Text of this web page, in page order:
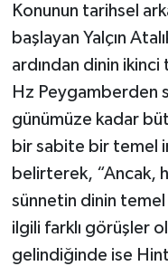
Konunun tarihsel
başlayan Yalçın
ardından dinin
Hz Peygamberden
günümüze kadar
bir sabite bir temel
belirterek, “Ancak,
sünnetin dinin temel
ilgili farklı görüşler
gelindiğinde ise Hint